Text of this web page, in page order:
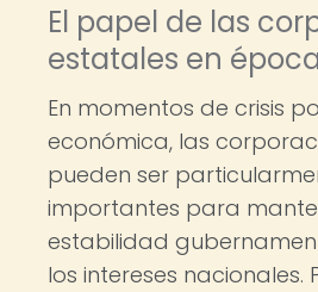
El papel de las
estatales en
En momentos de crisis
económica, las
pueden ser
importantes para
estabilidad
los intereses nacionales.